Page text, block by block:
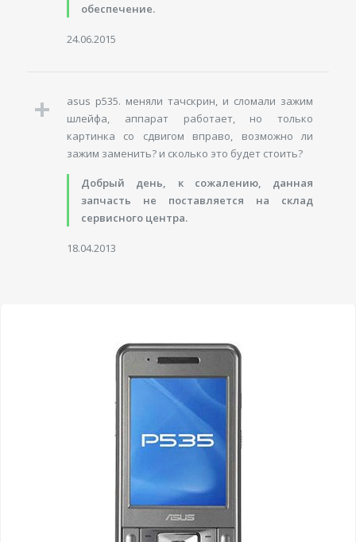
обеспечение.
24.06.2015
asus p535. меняли тачскрин, и сломали зажим
шлейфа, аппарат работает, но только
картинка со сдвигом вправо, возможно ли
зажим заменить? и сколько это будет стоить?
Добрый день, к сожалению, данная
запчасть не поставляется на склад
сервисного центра.
18.04.2013